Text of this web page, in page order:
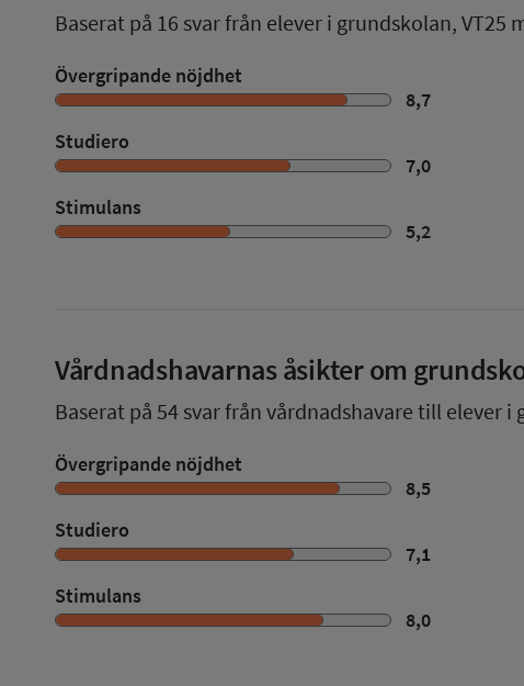
Baserat på 16 svar från elever i grundskolan, VT25
Övergripande nöjdhet
8,7
Studiero
7,0
Stimulans
5,2
Vårdnadshavarnas åsikter om
Baserat på 54 svar från vårdnadshavare till elever i
Övergripande nöjdhet
8,5
Studiero
7,1
Stimulans
8,0